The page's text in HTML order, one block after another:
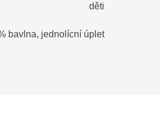
děti
bavlna, jednolícní úplet